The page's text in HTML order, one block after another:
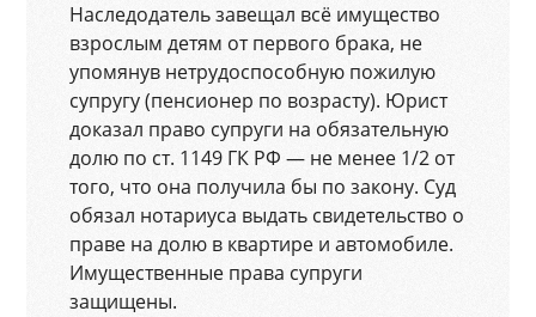
Наследодатель завещал всё имущество
взрослым детям от первого брака, не
упомянув нетрудоспособную пожилую
супругу (пенсионер по возрасту). Юрист
доказал право супруги на обязательную
долю по ст. 1149 ГК РФ — не менее 1/2 от
того, что она получила бы по закону. Суд
обязал нотариуса выдать свидетельство о
праве на долю в квартире и автомобиле.
Имущественные права супруги
защищены.